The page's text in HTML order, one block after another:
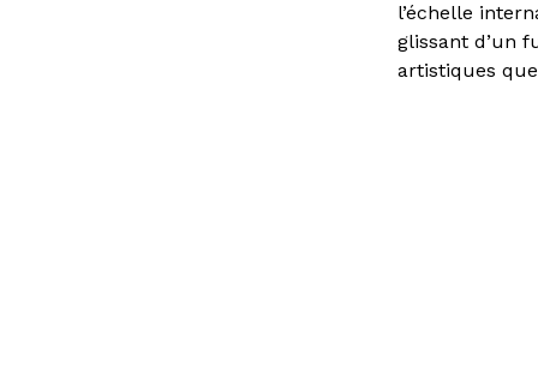
l’échelle
glissant d’un
artistiques